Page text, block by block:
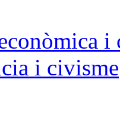
i
i civisme